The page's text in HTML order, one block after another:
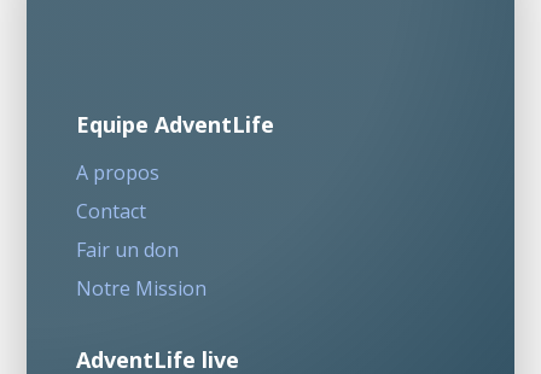
Equipe AdventLife
A propos
Contact
Fair un don
Notre Mission
AdventLife live